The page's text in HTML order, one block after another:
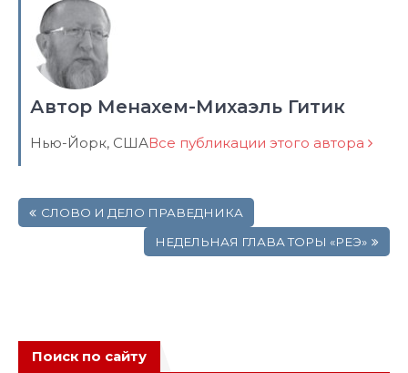
Автор Менахем-Михаэль Гитик
Нью-Йорк, СШАВсе публикации этого автора
по СЛОВО И ДЕЛО ПРАВЕДНИКА
НЕДЕЛЬНАЯ ГЛАВА ТОРЫ «РЕЭ»
Поиск по сайту